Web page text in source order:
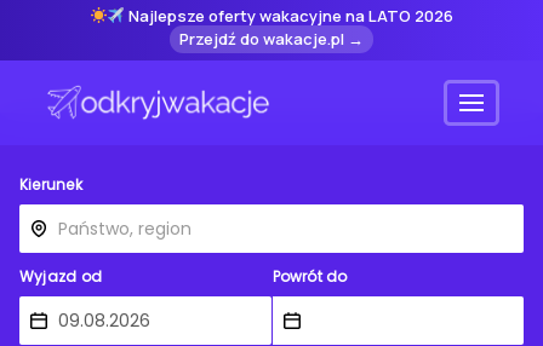
Najlepsze oferty wakacyjne na LATO 2026
Przejdź do wakacje.pl →
Menu
Kierunek
Wyjazd od Powrót do